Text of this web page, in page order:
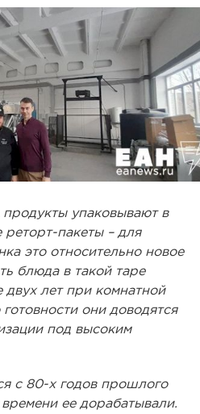
упаковывают в
реторт-пакеты – для
это относительно новое
блюда в такой таре
двух лет при комнатной
они доводятся
под высоким
с 80-х годов прошлого
ее дорабатывали.